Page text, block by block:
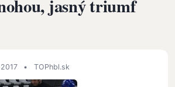
jasný triumf
• TOPhbl.sk